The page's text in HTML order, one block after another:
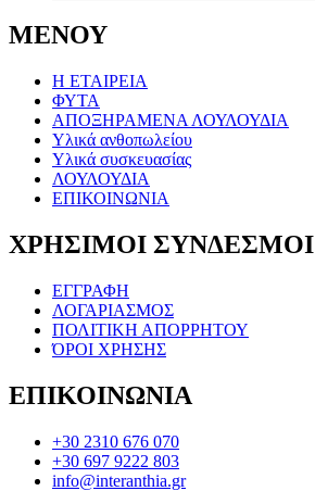
ΜΕΝΟΥ
Η ΕΤΑΙΡΕΙΑ
ΦΥΤΑ
ΑΠΟΞΗΡΑΜΕΝΑ ΛΟΥΛΟΥΔΙΑ
Υλικά ανθοπωλείου
Υλικά συσκευασίας
ΛΟΥΛΟΥΔΙΑ
ΕΠΙΚΟΙΝΩΝΙΑ
ΧΡΗΣΙΜΟΙ ΣΥΝΔΕΣΜΟΙ
ΕΓΓΡΑΦΗ
ΛΟΓΑΡΙΑΣΜΟΣ
ΠΟΛΙΤΙΚΗ ΑΠΟΡΡΗΤΟΥ
ΌΡΟΙ ΧΡΗΣΗΣ
ΕΠΙΚΟΙΝΩΝΙΑ
+30 2310 676 070
+30 697 9222 803
info@interanthia.gr